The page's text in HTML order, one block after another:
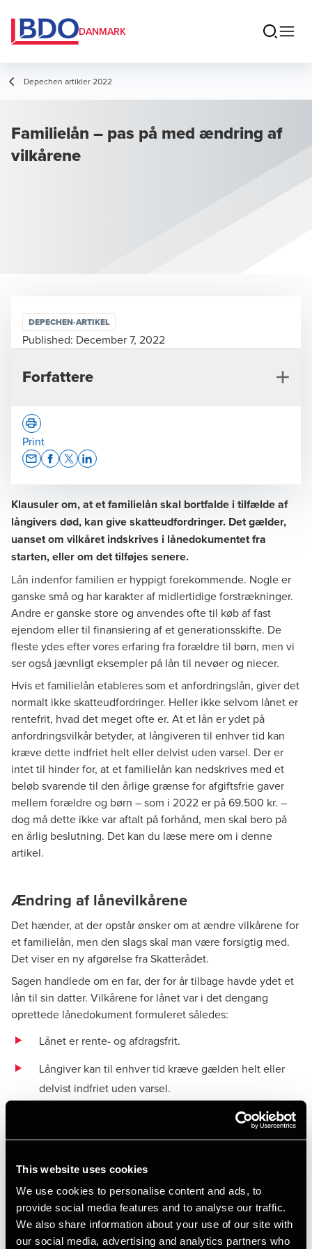
This website uses cookies
We use cookies to personalise content and ads, to
provide social media features and to analyse our traffic.
We also share information about your use of our site with
our social media, advertising and analytics partners who
DANMARK
Depechen artikler 2022
Familielån – pas på med ændring af
vilkårene
Klausuler om, at et familielån skal bortfalde i tilfælde af
långivers død, kan give skatteudfordringer. Det gælder,
uanset om vilkåret indskrives i lånedokumentet fra
starten, eller om det tilføjes senere.
Lån indenfor familien er hyppigt forekommende. Nogle er
ganske små og har karakter af midlertidige forstrækninger.
Andre er ganske store og anvendes ofte til køb af fast
ejendom eller til finansiering af et generationsskifte. De
fleste ydes efter vores erfaring fra forældre til børn, men vi
ser også jævnligt eksempler på lån til nevøer og niecer.
Hvis et familielån etableres som et anfordringslån, giver det
normalt ikke skatteudfordringer. Heller ikke selvom lånet er
rentefrit, hvad det meget ofte er. At et lån er ydet på
anfordringsvilkår betyder, at långiveren til enhver tid kan
kræve dette indfriet helt eller delvist uden varsel. Der er
intet til hinder for, at et familielån kan nedskrives med et
beløb svarende til den årlige grænse for afgiftsfrie gaver
mellem forældre og børn – som i 2022 er på 69.500 kr. –
dog må dette ikke var aftalt på forhånd, men skal bero på
en årlig beslutning. Det kan du læse mere om i denne
artikel.
Ændring af lånevilkårene
Det hænder, at der opstår ønsker om at ændre vilkårene for
et familielån, men den slags skal man være forsigtig med.
Det viser en ny afgørelse fra Skatterådet.
Sagen handlede om en far, der for år tilbage havde ydet et
lån til sin datter. Vilkårene for lånet var i det dengang
oprettede lånedokument formuleret således:
Lånet er rente- og afdragsfrit.
Långiver kan til enhver tid kræve gælden helt eller
delvist indfriet uden varsel.
Låntager kan til enhver tid indfri gælden helt eller
Gældsbrevet kan tjene som grundlag for
Et klassisk eksempel på et lånedokument for et
anfordringslån indenfor familien.
DEPECHEN-ARTIKEL
Published: December 7, 2022
Forfattere
Anders Bentzen
Partner, Tax Legal
Print